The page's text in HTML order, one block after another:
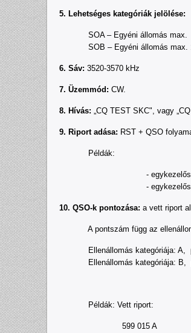
5. Lehetséges kategóriák jelölése:
SOA – Egyéni állomás max.
SOB – Egyéni állomás max.
6. Sáv: 3520-3570 kHz
7. Üzemmód: CW.
8. Hívás: „CQ TEST SKC", vagy
9. Riport adása: RST + QSO
Példák:
- egykezelős állomás,
- egykezelős állomás,
10. QSO-k pontozása: a vett riport
A pontszám függ az
Ellenállomás kategóriája: A,
Ellenállomás kategóriája: B,
Példák: Vett riport:
599 015